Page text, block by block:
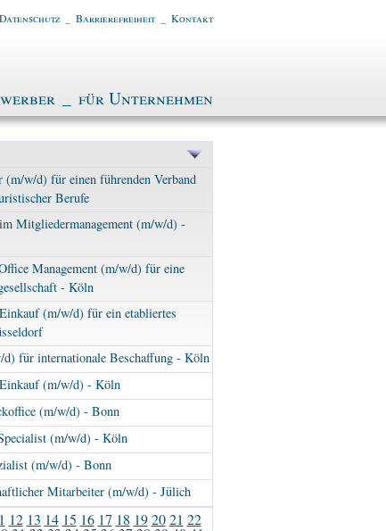
Datenschutz Barrierefreiheit Kontakt
für Unternehmen
(m/w/d) für einen führenden Verband
Berufe
Mitgliedermanagement (m/w/d) -
Management (m/w/d) für eine
- Köln
(m/w/d) für ein etabliertes
für internationale Beschaffung - Köln
(m/w/d) - Köln
(m/w/d) - Bonn
(m/w/d) - Köln
(m/w/d) - Bonn
Mitarbeiter (m/w/d) - Jülich
12 13 14 15 16 17 18 19 20 21 22